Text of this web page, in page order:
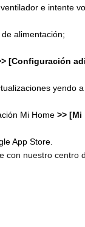
e intente
alimentación;
[Configuración
yendo
Mi Home>> [Mi
App Store.
con nuestro centro